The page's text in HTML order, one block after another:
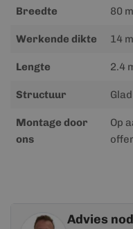
Breedte 80
Werkende dikte 14
Lengte 2.4
Structuur Glad
Montage door
ons
Op
Advies